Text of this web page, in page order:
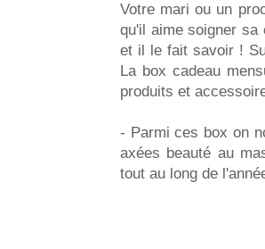
Votre mari ou un
qu'il aime soigner
et il le fait savoir !
La box cadeau
produits et
- Parmi ces box on
axées beauté au
tout au long de